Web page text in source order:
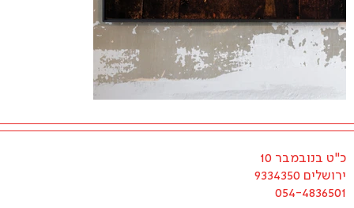
כ"ט בנובמבר 10
ירושלים 9334350
054-4836501